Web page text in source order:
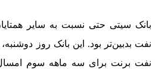
بانک سیتی حتی نسبت به سایر
نفت بدبین‌تر بود. این بانک روز